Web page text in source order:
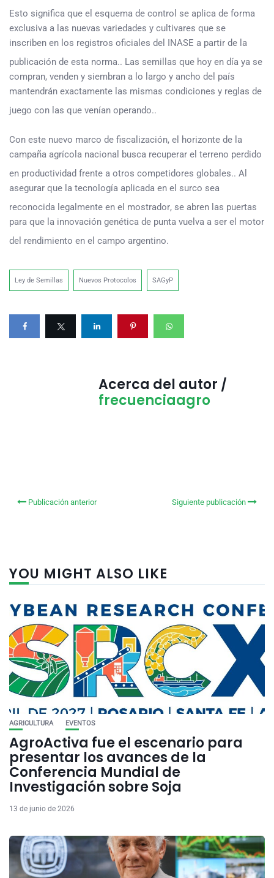
Esto significa que el esquema de control se aplica de forma
exclusiva a las nuevas variedades y cultivares que se
inscriben en los registros oficiales del INASE a partir de la
publicación de esta norma.. Las semillas que hoy en día ya se
compran, venden y siembran a lo largo y ancho del país
mantendrán exactamente las mismas condiciones y reglas de
juego con las que venían operando..
Con este nuevo marco de fiscalización, el horizonte de la
campaña agrícola nacional busca recuperar el terreno perdido
en productividad frente a otros competidores globales.. Al
asegurar que la tecnología aplicada en el surco sea
reconocida legalmente en el mostrador, se abren las puertas
para que la innovación genética de punta vuelva a ser el motor
del rendimiento en el campo argentino.
Ley de Semillas Nuevos Protocolos SAGyP
Acerca del autor /
frecuenciaagro
Publicación anterior Siguiente publicación
YOU MIGHT ALSO LIKE
AGRICULTURA EVENTOS
AgroActiva fue el escenario para
presentar los avances de la
Conferencia Mundial de
Investigación sobre Soja
13 de junio de 2026